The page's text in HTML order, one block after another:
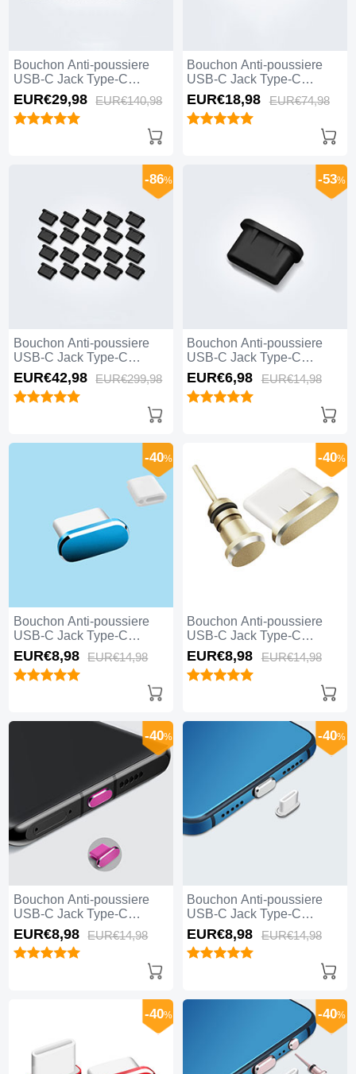
Bouchon Anti-poussiere
USB-C Jack Type-C
Universel 10PCS pour
Apple iPhone 15 Pro Max
Noir
EUR€29,98 EUR€140,98
Bouchon Anti-poussiere
USB-C Jack Type-C
Universel 5PCS pour
Apple iPhone 15 Pro Max
Blanc
EUR€18,98 EUR€74,98
Bouchon Anti-poussiere
USB-C Jack Type-C
Universel 20PCS pour
Apple iPhone 15 Pro Max
Noir
-86%
EUR€42,98 EUR€299,98
Bouchon Anti-poussiere
USB-C Jack Type-C
Universel H11 pour Apple
iPhone 15 Pro Max Noir
-53%
EUR€6,98 EUR€14,98
Bouchon Anti-poussiere
USB-C Jack Type-C
Universel H10 pour Apple
iPhone 15 Pro Max Bleu
-40%
EUR€8,98 EUR€14,98
Bouchon Anti-poussiere
USB-C Jack Type-C
Universel H09 pour Apple
iPhone 15 Pro Max Or
-40%
EUR€8,98 EUR€14,98
Bouchon Anti-poussiere
USB-C Jack Type-C
Universel H08 pour Apple
iPhone 15 Pro Max Rose
Rouge
-40%
EUR€8,98 EUR€14,98
Bouchon Anti-poussiere
USB-C Jack Type-C
Universel H07 pour Apple
iPhone 15 Pro Max Argent
-40%
EUR€8,98 EUR€14,98
-40% -40%